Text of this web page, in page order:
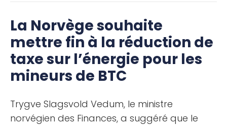
La Norvège souhaite
mettre fin à la réduction de
taxe sur l’énergie pour les
mineurs de BTC
Trygve Slagsvold Vedum, le ministre
norvégien des Finances, a suggéré que le